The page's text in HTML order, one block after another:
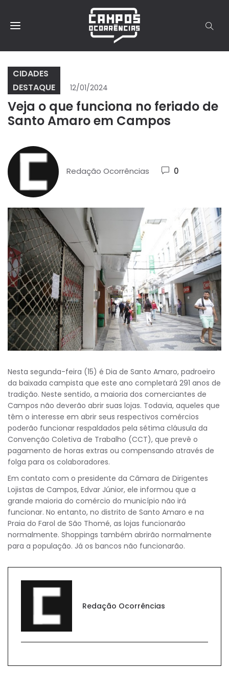
CIDADES
DESTAQUE
12/01/2024
Veja o que funciona no feriado de
Santo Amaro em Campos
Redação Ocorrências 0
Nesta segunda-feira (15) é Dia de Santo Amaro, padroeiro
da baixada campista que este ano completará 291 anos de
tradição. Neste sentido, a maioria dos comerciantes de
Campos não deverão abrir suas lojas. Todavia, aqueles que
têm o interesse em abrir seus respectivos comércios
poderão funcionar respaldados pela sétima cláusula da
Convenção Coletiva de Trabalho (CCT), que prevê o
pagamento de horas extras ou compensando através de
folga para os colaboradores.
Em contato com o presidente da Câmara de Dirigentes
Lojistas de Campos, Edvar Júnior, ele informou que a
grande maioria do comércio do município não irá
funcionar. No entanto, no distrito de Santo Amaro e na
Praia do Farol de São Thomé, as lojas funcionarão
normalmente. Shoppings também abrirão normalmente
para a população. Já os bancos não funcionarão.
Redação Ocorrências